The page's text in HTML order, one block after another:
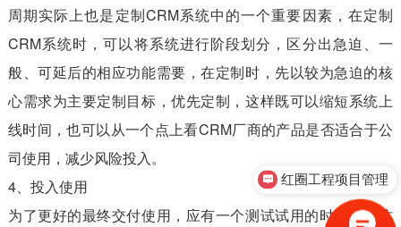
周期实际上也是定制CRM系统中的一个重要因素，在定制
CRM系统时，可以将系统进行阶段划分，区分出急迫、一
般、可延后的相应功能需要，在定制时，先以较为急迫的核
心需求为主要定制目标，优先定制，这样既可以缩短系统上
线时间，也可以从一个点上看CRM厂商的产品是否适合于公
司使用，减少风险投入。
4、投入使用
为了更好的最终交付使用，应有一个测试试用的时期，在这
红圈工程项目管理